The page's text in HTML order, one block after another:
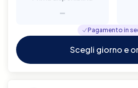
-
Pagamento in
Scegli giorno e